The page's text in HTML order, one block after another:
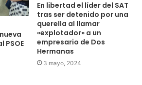
PSOE
En libertad el líder del SAT
tras ser detenido por una
querella al llamar
«explotador» a un
empresario de Dos
Hermanas
3 mayo, 2024